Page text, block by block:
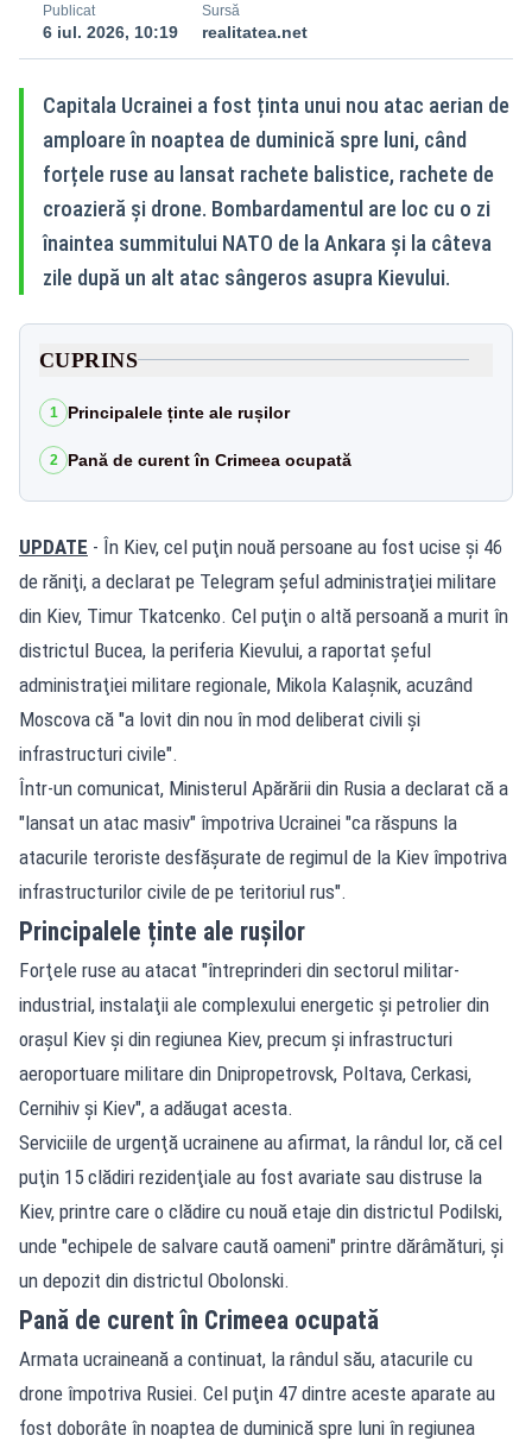
Publicat
6 iul. 2026, 10:19
Sursă
realitatea.net
Capitala Ucrainei a fost ținta unui nou atac aerian de
amploare în noaptea de duminică spre luni, când
forțele ruse au lansat rachete balistice, rachete de
croazieră și drone. Bombardamentul are loc cu o zi
înaintea summitului NATO de la Ankara și la câteva
zile după un alt atac sângeros asupra Kievului.
CUPRINS
1 Principalele ținte ale rușilor
2 Pană de curent în Crimeea ocupată
UPDATE - În Kiev, cel puţin nouă persoane au fost ucise şi 46
de răniţi, a declarat pe Telegram şeful administraţiei militare
din Kiev, Timur Tkatcenko. Cel puţin o altă persoană a murit în
districtul Bucea, la periferia Kievului, a raportat şeful
administraţiei militare regionale, Mikola Kalaşnik, acuzând
Moscova că "a lovit din nou în mod deliberat civili şi
infrastructuri civile".
Într-un comunicat, Ministerul Apărării din Rusia a declarat că a
"lansat un atac masiv" împotriva Ucrainei "ca răspuns la
atacurile teroriste desfăşurate de regimul de la Kiev împotriva
infrastructurilor civile de pe teritoriul rus".
Principalele ținte ale rușilor
Forţele ruse au atacat "întreprinderi din sectorul militar-
industrial, instalaţii ale complexului energetic şi petrolier din
oraşul Kiev şi din regiunea Kiev, precum şi infrastructuri
aeroportuare militare din Dnipropetrovsk, Poltava, Cerkasi,
Cernihiv şi Kiev", a adăugat acesta.
Serviciile de urgenţă ucrainene au afirmat, la rândul lor, că cel
puţin 15 clădiri rezidenţiale au fost avariate sau distruse la
Kiev, printre care o clădire cu nouă etaje din districtul Podilski,
unde "echipele de salvare caută oameni" printre dărâmături, şi
un depozit din districtul Obolonski.
Pană de curent în Crimeea ocupată
Armata ucraineană a continuat, la rândul său, atacurile cu
drone împotriva Rusiei. Cel puţin 47 dintre aceste aparate au
fost doborâte în noaptea de duminică spre luni în regiunea